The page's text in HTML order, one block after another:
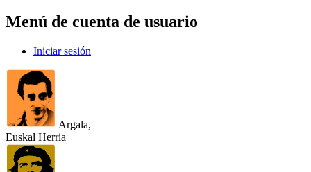
Menú de cuenta de usuario
Iniciar sesión
Argala,
Euskal Herria